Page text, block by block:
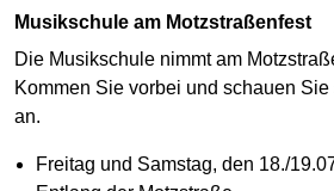
Musikschule am Motzstraßenfest
Die Musikschule nimmt am
Kommen Sie vorbei und schauen
an.
Freitag und Samstag, den 18./